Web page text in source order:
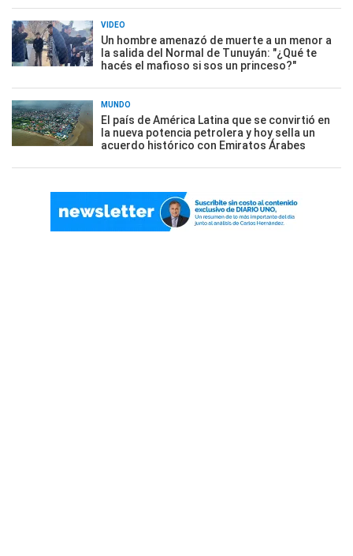
VIDEO
Un hombre amenazó de muerte a un menor a
la salida del Normal de Tunuyán: "¿Qué te
hacés el mafioso si sos un princeso?"
MUNDO
El país de América Latina que se convirtió en
la nueva potencia petrolera y hoy sella un
acuerdo histórico con Emiratos Árabes